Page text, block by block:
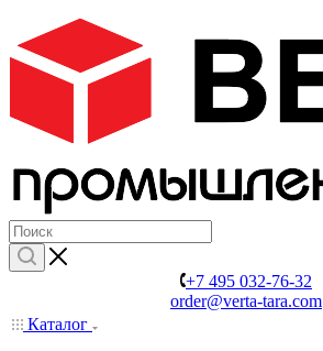
+7 495 032-76-32
order@verta-tara.com
Каталог